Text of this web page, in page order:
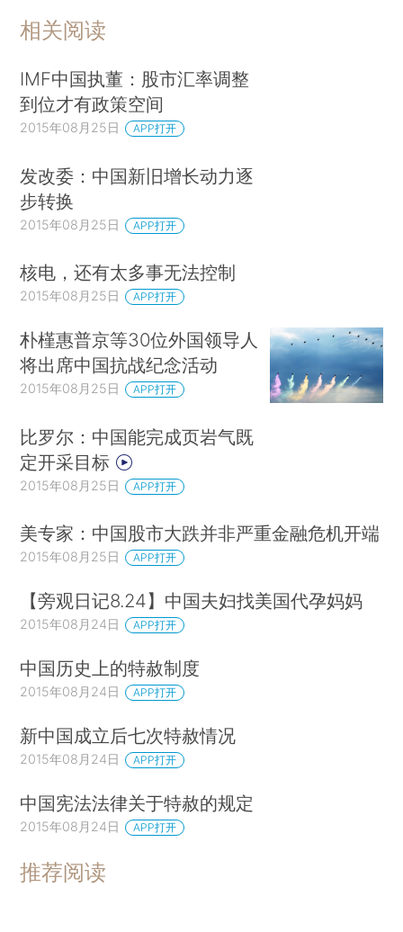
相关阅读
IMF中国执董：股市汇率调整
到位才有政策空间
2015年08月25日 APP打开
发改委：中国新旧增长动力逐
步转换
2015年08月25日 APP打开
核电，还有太多事无法控制
2015年08月25日 APP打开
朴槿惠普京等30位外国领导人
将出席中国抗战纪念活动
2015年08月25日 APP打开
比罗尔：中国能完成页岩气既
定开采目标
2015年08月25日 APP打开
美专家：中国股市大跌并非严重金融危机开端
2015年08月25日 APP打开
【旁观日记8.24】中国夫妇找美国代孕妈妈
2015年08月24日 APP打开
中国历史上的特赦制度
2015年08月24日 APP打开
新中国成立后七次特赦情况
2015年08月24日 APP打开
中国宪法法律关于特赦的规定
2015年08月24日 APP打开
推荐阅读